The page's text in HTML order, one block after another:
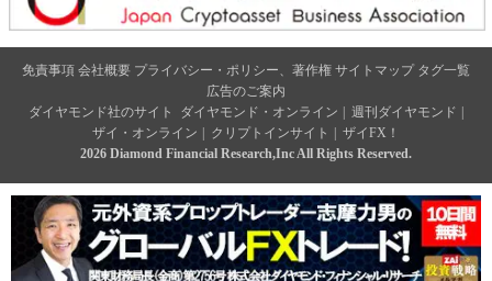
免責事項 会社概要 プライバシー・ポリシー、著作権 サイトマップ タグ一覧
広告のご案内
ダイヤモンド社のサイト
ダイヤモンド・オンライン 週刊ダイヤモンド
ザイ・オンライン
クリプトインサイト
ザイFX！
2026 Diamond Financial Research,Inc All Rights Reserved.